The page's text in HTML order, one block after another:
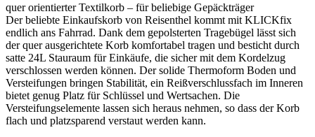
quer orientierter Textilkorb – für beliebige Gepäckträger
Der beliebte Einkaufskorb von Reisenthel kommt mit KLICKfix
endlich ans Fahrrad. Dank dem gepolsterten Tragebügel lässt sich
der quer ausgerichtete Korb komfortabel tragen und besticht durch
satte 24L Stauraum für Einkäufe, die sicher mit dem Kordelzug
verschlossen werden können. Der solide Thermoform Boden und
Versteifungen bringen Stabilität, ein Reißverschlussfach im Inneren
bietet genug Platz für Schlüssel und Wertsachen. Die
Versteifungselemente lassen sich heraus nehmen, so dass der Korb
flach und platzsparend verstaut werden kann.